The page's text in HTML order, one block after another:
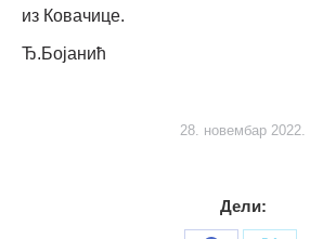
из Ковачице.
Ђ.Бојанић
28. новембар 2022.
Дели: